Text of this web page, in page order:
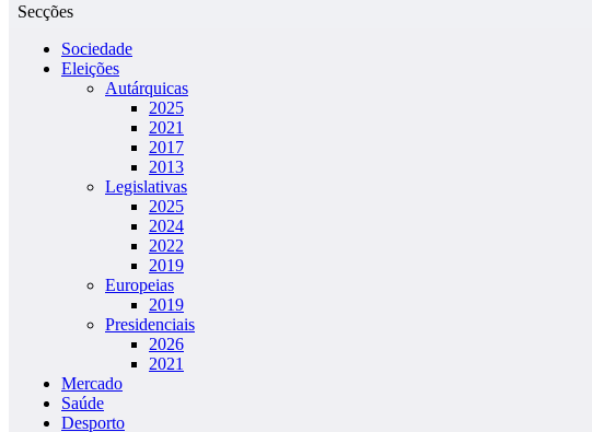
Secções
Sociedade
Eleições
Autárquicas
2025
2021
2017
2013
Legislativas
2025
2024
2022
2019
Europeias
2019
Presidenciais
2026
2021
Mercado
Saúde
Desporto